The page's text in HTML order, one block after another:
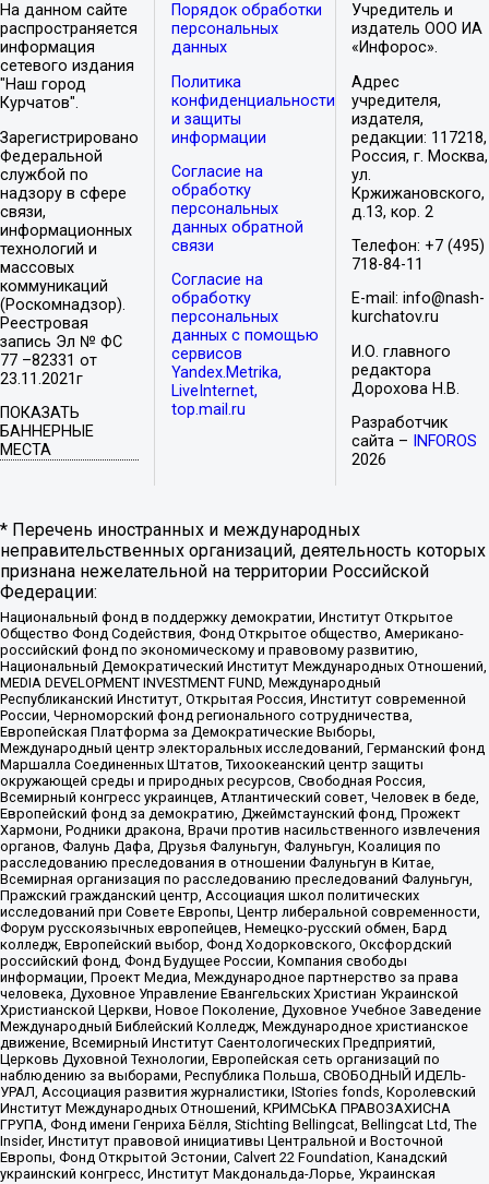
На данном сайте
распространяется
информация
сетевого издания
"Наш город
Курчатов".
Зарегистрировано
Федеральной
службой по
надзору в сфере
связи,
информационных
технологий и
массовых
коммуникаций
(Роскомнадзор).
Реестровая
запись Эл № ФС
77 –82331 от
23.11.2021г
ПОКАЗАТЬ
БАННЕРНЫЕ
МЕСТА
Порядок обработки
персональных
данных
Политика
конфиденциальности
и защиты
информации
Согласие на
обработку
персональных
данных обратной
связи
Согласие на
обработку
персональных
данных с помощью
сервисов
Yandex.Metrika,
LiveInternet,
top.mail.ru
Учредитель и
издатель ООО ИА
«Инфорос».
Адрес
учредителя,
издателя,
редакции: 117218,
Россия, г. Москва,
ул.
Кржижановского,
д.13, кор. 2
Телефон: +7 (495)
718-84-11
E-mail: info@nash-
kurchatov.ru
И.О. главного
редактора
Дорохова Н.В.
Разработчик
сайта –
INFOROS
2026
* Перечень иностранных и международных
неправительственных организаций, деятельность которых
признана нежелательной на территории Российской
Федерации:
Национальный фонд в поддержку демократии, Институт Открытое
Общество Фонд Содействия, Фонд Открытое общество, Американо-
российский фонд по экономическому и правовому развитию,
Национальный Демократический Институт Международных Отношений,
MEDIA DEVELOPMENT INVESTMENT FUND, Международный
Республиканский Институт, Открытая Россия, Институт современной
России, Черноморский фонд регионального сотрудничества,
Европейская Платформа за Демократические Выборы,
Международный центр электоральных исследований, Германский фонд
Маршалла Соединенных Штатов, Тихоокеанский центр защиты
окружающей среды и природных ресурсов, Свободная Россия,
Всемирный конгресс украинцев, Атлантический совет, Человек в беде,
Европейский фонд за демократию, Джеймстаунский фонд, Прожект
Хармони, Родники дракона, Врачи против насильственного извлечения
органов, Фалунь Дафа, Друзья Фалуньгун, Фалуньгун, Коалиция по
расследованию преследования в отношении Фалуньгун в Китае,
Всемирная организация по расследованию преследований Фалуньгун,
Пражский гражданский центр, Ассоциация школ политических
исследований при Совете Европы, Центр либеральной современности,
Форум русскоязычных европейцев, Немецко-русский обмен, Бард
колледж, Европейский выбор, Фонд Ходорковского, Оксфордский
российский фонд, Фонд Будущее России, Компания свободы
информации, Проект Медиа, Международное партнерство за права
человека, Духовное Управление Евангельских Христиан Украинской
Христианской Церкви, Новое Поколение, Духовное Учебное Заведение
Международный Библейский Колледж, Международное христианское
движение, Всемирный Институт Саентологических Предприятий,
Церковь Духовной Технологии, Европейская сеть организаций по
наблюдению за выборами, Республика Польша, СВОБОДНЫЙ ИДЕЛЬ-
УРАЛ, Ассоциация развития журналистики, IStories fonds, Королевский
Институт Международных Отношений, КРИМСЬКА ПРАВОЗАХИСНА
ГРУПА, Фонд имени Генриха Бёлля, Stichting Bellingcat, Bellingcat Ltd, The
Insider, Институт правовой инициативы Центральной и Восточной
Европы, Фонд Открытой Эстонии, Calvert 22 Foundation, Канадский
украинский конгресс, Институт Макдональда-Лорье, Украинская